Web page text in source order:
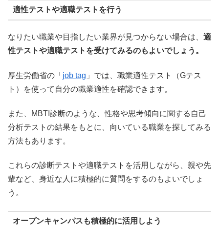
適性テストや適職テストを行う
なりたい職業や目指したい業界が見つからない場合は、 適
性テストや適職テストを受けてみるのもよいでしょう。
厚生労働省の「 job tag 」では、職業適性テスト（Gテス
ト）を使って自分の職業適性を確認できます。
また、MBTI診断のような、性格や思考傾向に関する自己
分析テストの結果をもとに、向いている職業を探してみる
方法もあります。
これらの診断テストや適職テストを活用しながら、親や先
輩など、身近な人に積極的に質問をするのもよいでしょ
う。
オープンキャンパスも積極的に活用しよう